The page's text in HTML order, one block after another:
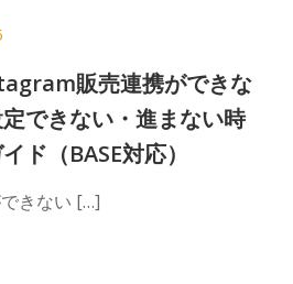
販売連携ができな
できない・進まない時
ド（BASE対応）
きない […]